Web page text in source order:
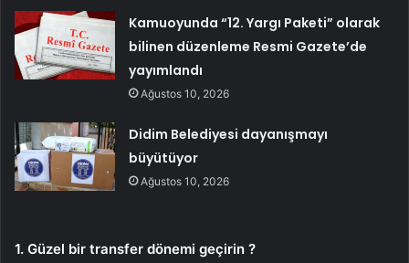
Kamuoyunda “12. Yargı Paketi” olarak
bilinen düzenleme Resmi Gazete’de
yayımlandı
Ağustos 10, 2026
Didim Belediyesi dayanışmayı
büyütüyor
Ağustos 10, 2026
1. Güzel bir transfer dönemi geçirin ?